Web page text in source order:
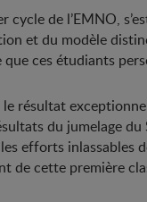
de l’EMNO,
et du modèle
ces étudiants
résultat
du jumelage
efforts
de cette première